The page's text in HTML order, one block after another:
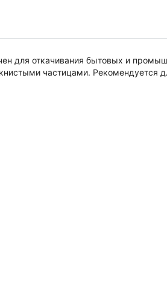
для откачивания бытовых и
частицами. Рекомендуется